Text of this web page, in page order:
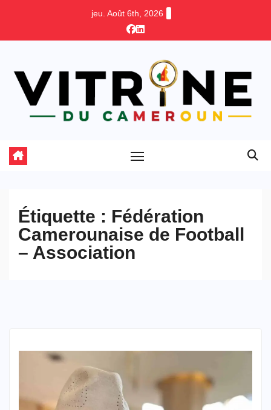
jeu. Août 6th, 2026
Étiquette : Fédération
Camerounaise de Football
– Association